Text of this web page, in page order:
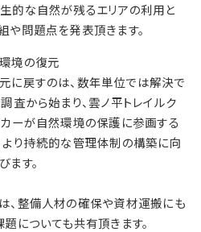
的な自然が残るエリアの利用と
や問題点を発表頂きます。
境の復元
に戻すのは、数年単位では解決で
査から始まり、雲ノ平トレイルク
カーが自然環境の保護に参画する
より持続的な管理体制の構築に向
す。
、整備人材の確保や資材運搬にも
についても共有頂きます。